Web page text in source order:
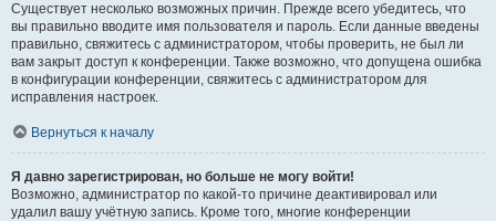
Существует несколько возможных причин. Прежде всего убедитесь, что
вы правильно вводите имя пользователя и пароль. Если данные введены
правильно, свяжитесь с администратором, чтобы проверить, не был ли
вам закрыт доступ к конференции. Также возможно, что допущена ошибка
в конфигурации конференции, свяжитесь с администратором для
исправления настроек.
Вернуться к началу
Я давно зарегистрирован, но больше не могу войти!
Возможно, администратор по какой-то причине деактивировал или
удалил вашу учётную запись. Кроме того, многие конференции